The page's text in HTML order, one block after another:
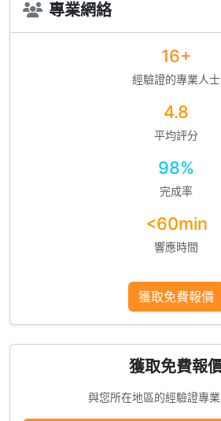
專業網絡
16+
經驗證的專業人士
4.8
平均評分
98%
完成率
<60min
響應時間
獲取免費報價
獲取免費報
與您所在地區的經驗證專